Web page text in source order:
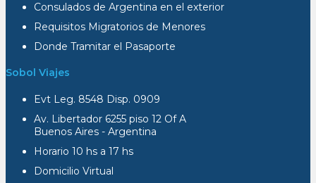
Consulados de Argentina en el exterior
Requisitos Migratorios de Menores
Donde Tramitar el Pasaporte
Sobol Viajes
Evt Leg. 8548 Disp. 0909
Av. Libertador 6255 piso 12 Of A
Buenos Aires - Argentina
Horario 10 hs a 17 hs
Domicilio Virtual